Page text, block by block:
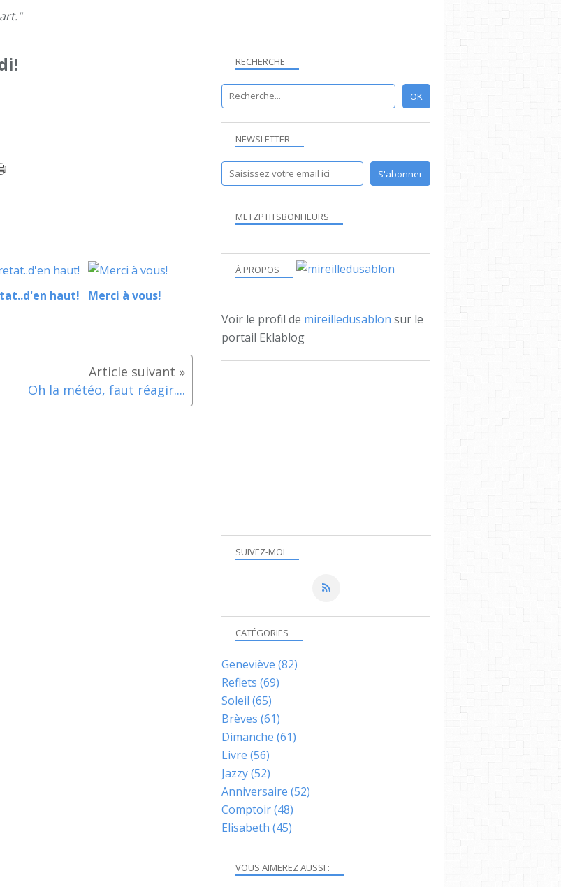
haut! Merci à vous!
Oh la météo, faut réagir....
NEWSLETTER
SUIVEZ-MOI
RECHERCHE
METZPTITSBONHEURS
À PROPOS
Voir le profil de mireilledusablon sur le
portail Eklablog
VOUS AIMEREZ AUSSI :
CATÉGORIES
Geneviève (82)
Reflets (69)
Soleil (65)
Brèves (61)
Dimanche (61)
Livre (56)
Jazzy(52)
Anniversaire (52)
Comptoir(48)
Elisabeth (45)